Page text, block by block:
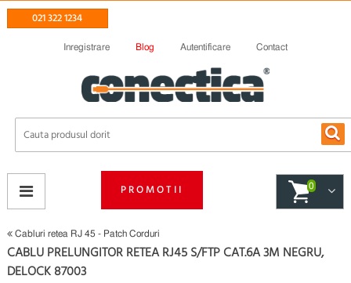
021 322 1234
Inregistrare Blog Autentificare Contact
PROMOTII 0
Cabluri retea RJ 45 - Patch Corduri
CABLU PRELUNGITOR RETEA RJ45 S/FTP CAT.6A 3M NEGRU,
DELOCK 87003